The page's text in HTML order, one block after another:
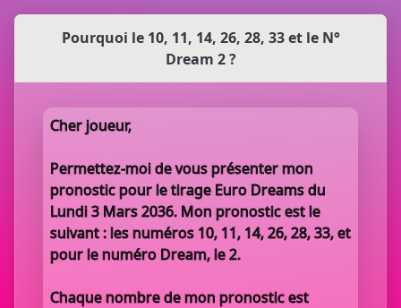
Pourquoi le 10, 11, 14, 26, 28, 33 et le N°
Dream 2 ?
Cher joueur,
Permettez-moi de vous présenter mon
pronostic pour le tirage Euro Dreams du
Lundi 3 Mars 2036. Mon pronostic est le
suivant : les numéros 10, 11, 14, 26, 28, 33, et
pour le numéro Dream, le 2.
Chaque nombre de mon pronostic est